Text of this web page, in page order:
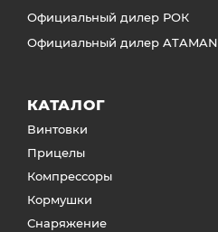
Официальный дилер РОК
Официальный дилер ATAMAN
КАТАЛОГ
Винтовки
Прицелы
Компрессоры
Кормушки
Снаряжение